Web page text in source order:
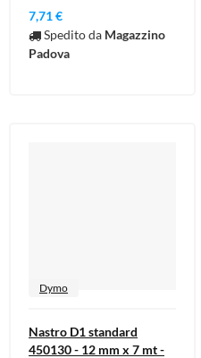
7,71 €
Spedito da Magazzino
Padova
Dymo
Nastro D1 standard
450130 - 12 mm x 7 mt -